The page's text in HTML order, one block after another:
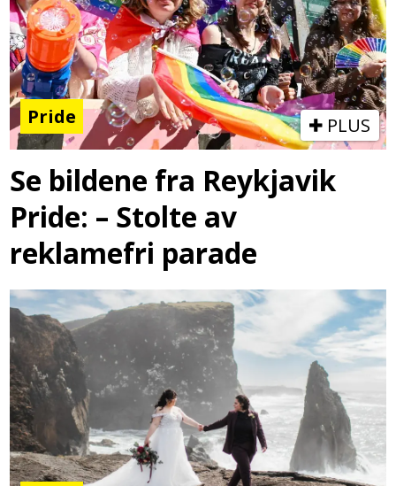
Pride PLUS
Se bildene fra Reykjavik
Pride: – Stolte av
reklamefri parade